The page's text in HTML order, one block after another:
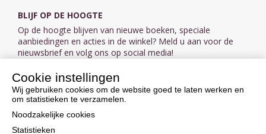
BLIJF OP DE HOOGTE
Op de hoogte blijven van nieuwe boeken, speciale
aanbiedingen en acties in de winkel? Meld u aan voor de
nieuwsbrief en volg ons op social media!
Aanmelden nieuwsbrief
VOLG ONS OP SOCIAL MEDIA
Cookie instellingen
Wij gebruiken cookies om de website goed te laten werken en
om statistieken te verzamelen.
Noodzakelijke cookies
Statistieken